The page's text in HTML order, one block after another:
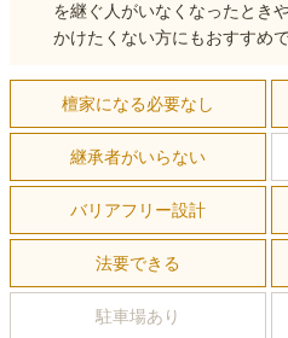
を継ぐ人がいなくなったとき
かけたくない方にもおすすめで
檀家になる必要なし
継承者がいらない
バリアフリー設計
法要できる
駐車場あり